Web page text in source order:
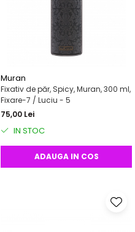
Muran
Fixativ de păr, Spicy, Muran, 300 ml,
Fixare-7 / Luciu - 5
75,00 Lei
IN STOC
ADAUGA IN COS